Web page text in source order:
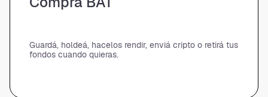
Guardá, holdeá, hacelos rendir, enviá cripto o retirá tus
fondos cuando quieras.